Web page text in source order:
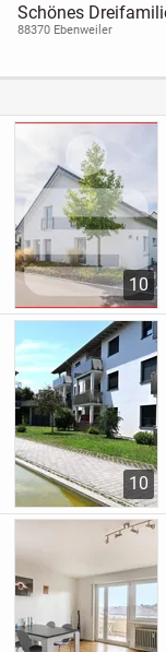
Schönes
mit Doppelgarage
Ebenweiler
88370 Ebenweiler
10
10